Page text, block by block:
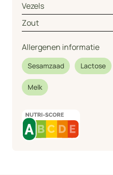
Vezels
Zout
Allergenen informatie
Sesamzaad Lactose
Melk